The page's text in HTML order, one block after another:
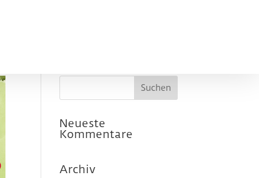
Neueste
Kommentare
Archiv